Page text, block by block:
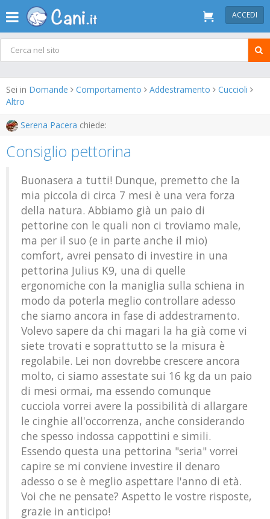
ACCEDI
Sei in Domande Comportamento Addestramento
Cuccioli
Altro
Serena Pacera chiede:
Consiglio pettorina
Buonasera a tutti! Dunque, premetto che la
mia piccola di circa 7 mesi è una vera forza
della natura. Abbiamo già un paio di
pettorine con le quali non ci troviamo male,
ma per il suo (e in parte anche il mio)
comfort, avrei pensato di investire in una
pettorina Julius K9, una di quelle
ergonomiche con la maniglia sulla schiena in
modo da poterla meglio controllare adesso
che siamo ancora in fase di addestramento.
Volevo sapere da chi magari la ha già come vi
siete trovati e soprattutto se la misura è
regolabile. Lei non dovrebbe crescere ancora
molto, ci siamo assestate sui 16 kg da un paio
di mesi ormai, ma essendo comunque
cucciola vorrei avere la possibilità di allargare
le cinghie all'occorrenza, anche considerando
che spesso indossa cappottini e simili.
Essendo questa una pettorina "seria" vorrei
capire se mi conviene investire il denaro
adesso o se è meglio aspettare l'anno di età.
Voi che ne pensate? Aspetto le vostre risposte,
grazie in anticipo!